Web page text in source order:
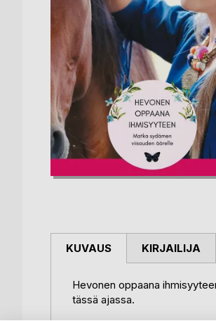
KUVAUS
Hevonen oppaana
tässä ajassa.
KIRJAILIJA